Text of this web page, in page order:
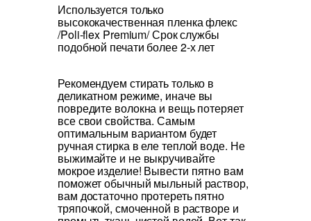
Используется только
высококачественная пленка флекс
/Poli-flex Premium/ Срок службы
подобной печати более 2-х лет
Рекомендуем стирать только в
деликатном режиме, иначе вы
повредите волокна и вещь потеряет
все свои свойства. Самым
оптимальным вариантом будет
ручная стирка в еле теплой воде. Не
выжимайте и не выкручивайте
мокрое изделие! Вывести пятно вам
поможет обычный мыльный раствор,
вам достаточно протереть пятно
тряпочкой, смоченной в растворе и